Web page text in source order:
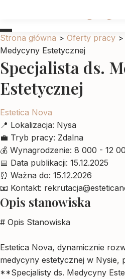
Strona główna > Oferty pracy >
Medycyny Estetycznej
Specjalista ds.
Estetycznej
Estetica Nova
📍 Lokalizacja: Nysa
💼 Tryb pracy: Zdalna
💰 Wynagrodzenie: 8 000 - 12
📅 Data publikacji: 15.12.2025
⏰ Ważna do: 15.12.2026
📧 Kontakt:
Opis stanowiska
# Opis Stanowiska
Estetica Nova, dynamicznie
medycyny estetycznej w Nysie,
**Specjalisty ds. Medycyny